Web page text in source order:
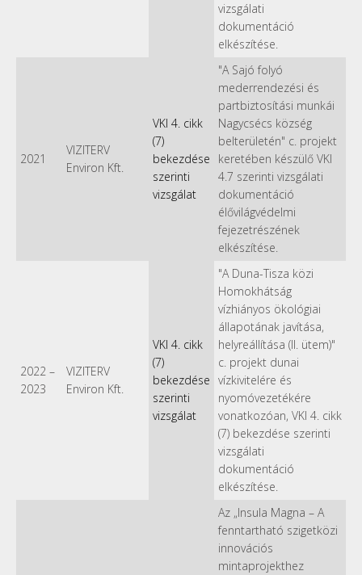
vizsgálati
dokumentáció
elkészítése.
2021
VIZITERV
Environ Kft.
VKI 4. cikk
(7)
bekezdése
szerinti
vizsgálat
"A Sajó folyó
mederrendezési és
partbiztosítási munkái
Nagycsécs község
belterületén" c. projekt
keretében készülő VKI
4.7 szerinti vizsgálati
dokumentáció
élővilágvédelmi
fejezetrészének
elkészítése.
2022 –
2023
VIZITERV
Environ Kft.
VKI 4. cikk
(7)
bekezdése
szerinti
vizsgálat
"A Duna-Tisza közi
Homokhátság
vízhiányos ökológiai
állapotának javítása,
helyreállítása (II. ütem)"
c. projekt dunai
vízkivitelére és
nyomóvezetékére
vonatkozóan, VKI 4. cikk
(7) bekezdése szerinti
vizsgálati
dokumentáció
elkészítése.
Az „Insula Magna – A
fenntartható szigetközi
innovációs
mintaprojekthez